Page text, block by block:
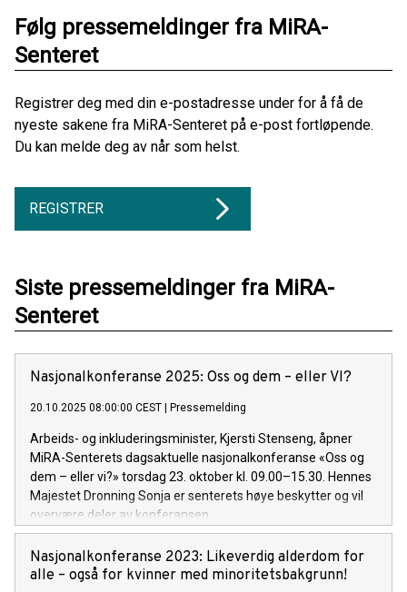
Følg pressemeldinger fra MiRA-
Senteret
Registrer deg med din e-postadresse under for å få de
nyeste sakene fra MiRA-Senteret på e-post fortløpende.
Du kan melde deg av når som helst.
REGISTRER
Siste pressemeldinger fra MiRA-
Senteret
Nasjonalkonferanse 2025: Oss og dem – eller VI?
20.10.2025 08:00:00 CEST Pressemelding
Arbeids- og inkluderingsminister, Kjersti Stenseng, åpner
MiRA-Senterets dagsaktuelle nasjonalkonferanse «Oss og
dem – eller vi?» torsdag 23. oktober kl. 09.00–15.30. Hennes
Majestet Dronning Sonja er senterets høye beskytter og vil
overvære deler av konferansen.
Nasjonalkonferanse 2023: Likeverdig alderdom for
alle – også for kvinner med minoritetsbakgrunn!